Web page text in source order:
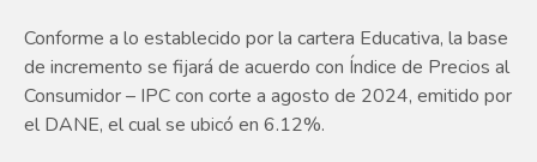
Conforme a lo establecido por la cartera Educativa, la base
de incremento se fijará de acuerdo con Índice de Precios al
Consumidor – IPC con corte a agosto de 2024, emitido por
el DANE, el cual se ubicó en 6.12%.